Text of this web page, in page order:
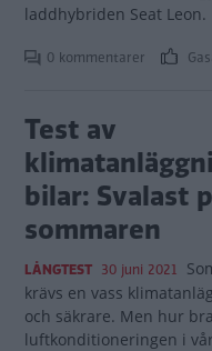
laddhybriden Seat Leon.
0 kommentarer
Test av
bilar: Svalast
sommaren
LÅNGTEST 30 juni 2021
krävs en vass
och säkrare. Men hur
luftkonditioneringen i